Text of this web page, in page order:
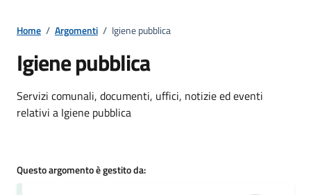
Home / Argomenti / Igiene pubblica
Igiene pubblica
Dettagli della notizia
Servizi comunali, documenti, uffici, notizie ed eventi
relativi a Igiene pubblica
Questo argomento è gestito da: